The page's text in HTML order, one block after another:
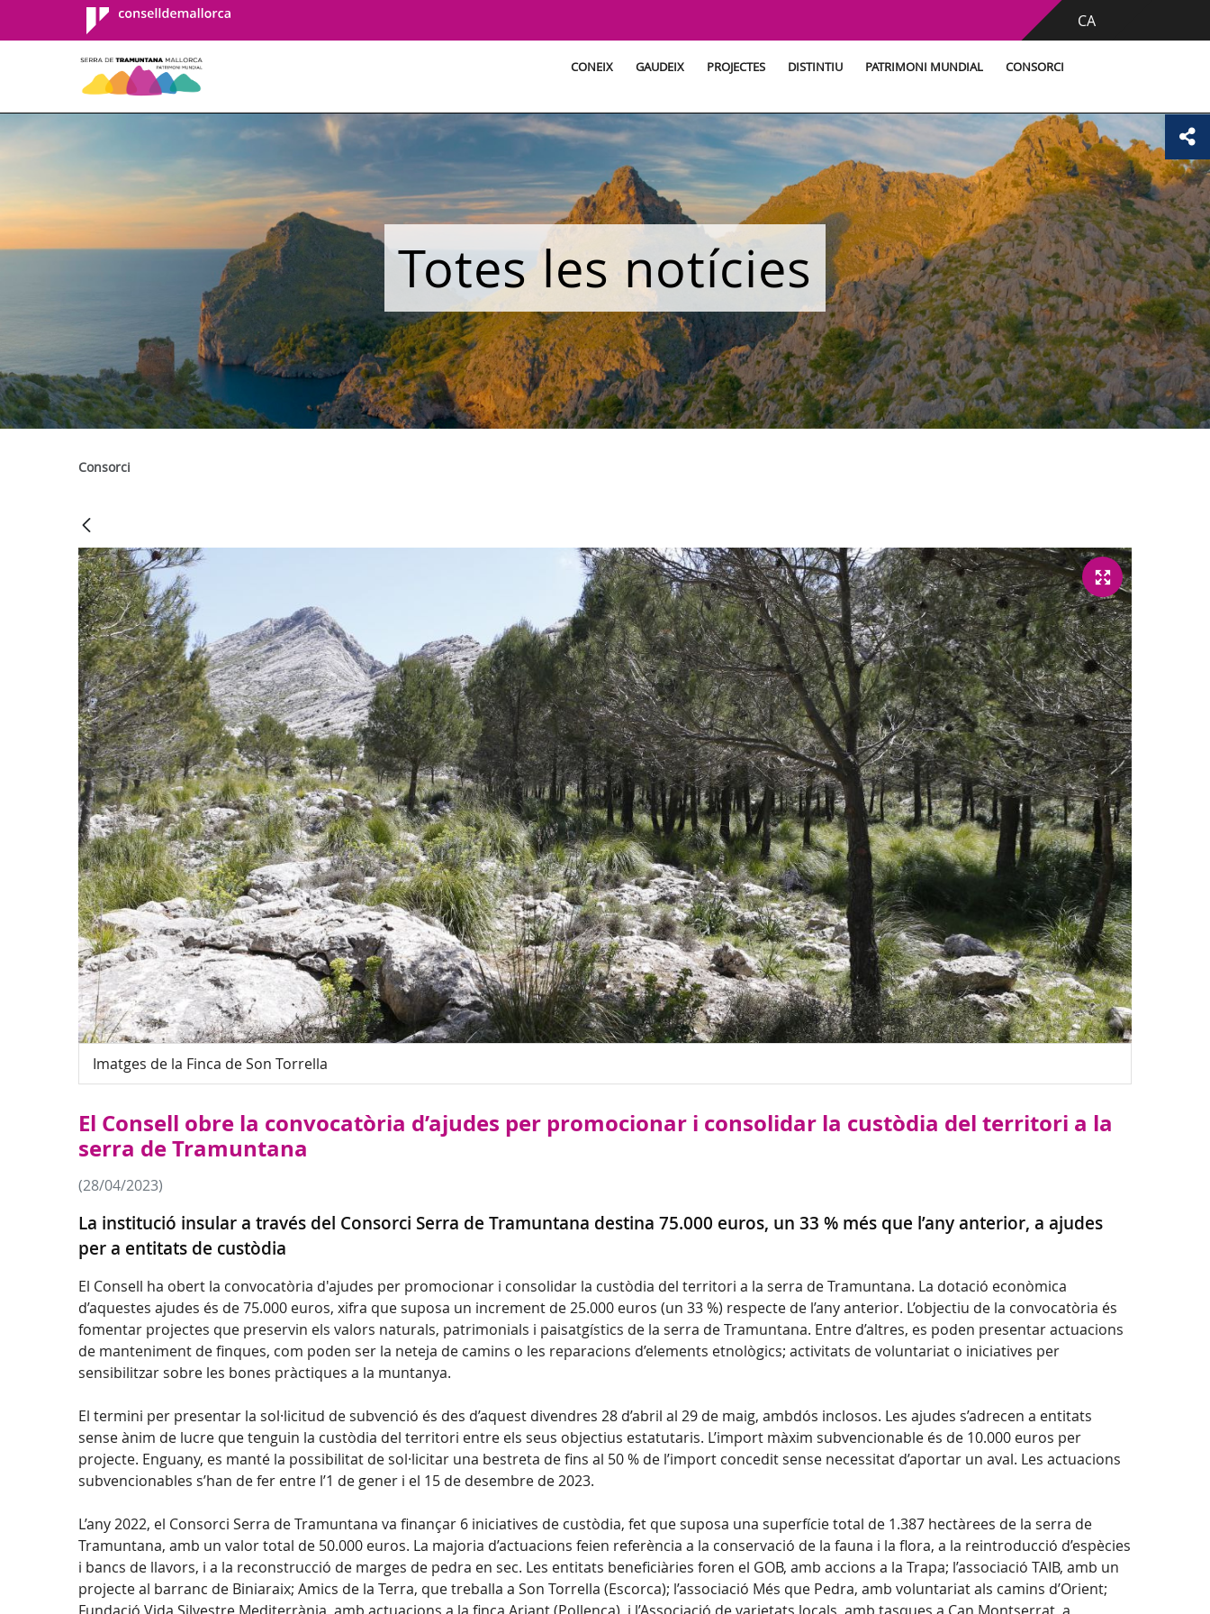
Consell de
Mallorca
CA
CONEIX GAUDEIX PROJECTES DISTINTIU PATRIMONI MUNDIAL CONSORCI
Totes les notícies
Consorci
Imatges de la Finca de Son Torrella
El Consell obre la convocatòria d’ajudes per promocionar i consolidar la custòdia del territori a la
serra de Tramuntana
(28/04/2023)
La institució insular a través del Consorci Serra de Tramuntana destina 75.000 euros, un 33 % més que l’any anterior, a ajudes
per a entitats de custòdia
El Consell ha obert la convocatòria d'ajudes per promocionar i consolidar la custòdia del territori a la serra de Tramuntana. La dotació econòmica
d’aquestes ajudes és de 75.000 euros, xifra que suposa un increment de 25.000 euros (un 33 %) respecte de l’any anterior. L’objectiu de la convocatòria és
fomentar projectes que preservin els valors naturals, patrimonials i paisatgístics de la serra de Tramuntana. Entre d’altres, es poden presentar actuacions
de manteniment de finques, com poden ser la neteja de camins o les reparacions d’elements etnològics; activitats de voluntariat o iniciatives per
sensibilitzar sobre les bones pràctiques a la muntanya.
El termini per presentar la sol·licitud de subvenció és des d’aquest divendres 28 d’abril al 29 de maig, ambdós inclosos. Les ajudes s’adrecen a entitats
sense ànim de lucre que tenguin la custòdia del territori entre els seus objectius estatutaris. L’import màxim subvencionable és de 10.000 euros per
projecte. Enguany, es manté la possibilitat de sol·licitar una bestreta de fins al 50 % de l’import concedit sense necessitat d’aportar un aval. Les actuacions
subvencionables s’han de fer entre l’1 de gener i el 15 de desembre de 2023.
L’any 2022, el Consorci Serra de Tramuntana va finançar 6 iniciatives de custòdia, fet que suposa una superfície total de 1.387 hectàrees de la serra de
Tramuntana, amb un valor total de 50.000 euros. La majoria d’actuacions feien referència a la conservació de la fauna i la flora, a la reintroducció d’espècies
i bancs de llavors, i a la reconstrucció de marges de pedra en sec. Les entitats beneficiàries foren el GOB, amb accions a la Trapa; l’associació TAIB, amb un
projecte al barranc de Biniaraix; Amics de la Terra, que treballa a Son Torrella (Escorca); l’associació Més que Pedra, amb voluntariat als camins d’Orient;